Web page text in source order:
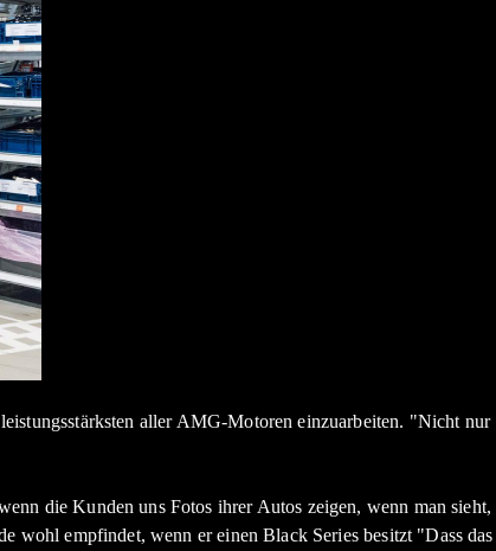
aller AMG-Motoren einzuarbeiten. "Nicht nur
die Kunden uns Fotos ihrer Autos zeigen, wenn man sieht,
wohl empfindet, wenn er einen Black Series besitzt "Dass das